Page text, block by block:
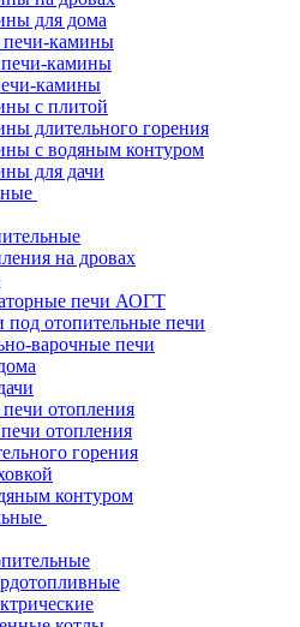
для дома
камины
камины
камины
с плитой
длительного горения
с водяным контуром
для дачи
на дровах
печи АОГТ
под отопительные печи
варочные печи
отопления
отопления
горения
контуром